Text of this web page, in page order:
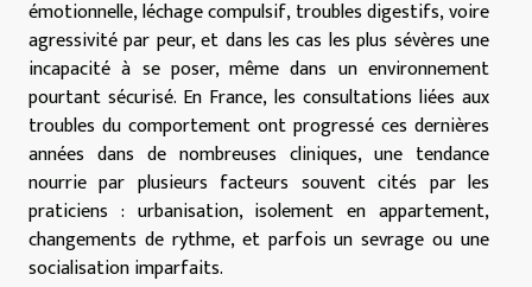
émotionnelle, léchage compulsif, troubles digestifs, voire
agressivité par peur, et dans les cas les plus sévères une
incapacité à se poser, même dans un environnement
pourtant sécurisé. En France, les consultations liées aux
troubles du comportement ont progressé ces dernières
années dans de nombreuses cliniques, une tendance
nourrie par plusieurs facteurs souvent cités par les
praticiens : urbanisation, isolement en appartement,
changements de rythme, et parfois un sevrage ou une
socialisation imparfaits.